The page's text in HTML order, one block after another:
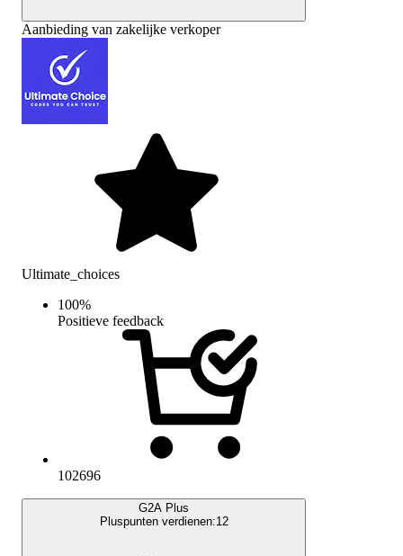
Aanbieding van zakelijke verkoper
Ultimate_choices
100%
Positieve feedback
102696
G2A Plus
Pluspunten verdienen:12